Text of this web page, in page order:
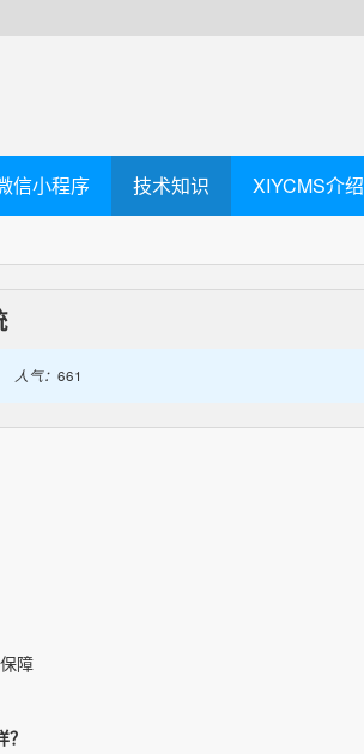
信小程序 技术知识 XIYCMS介绍
人气： 661
障